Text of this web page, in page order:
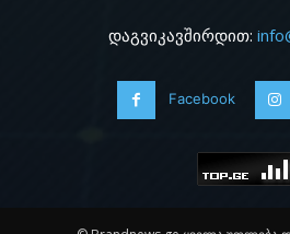
დაგვიკავშირდით:
Facebook